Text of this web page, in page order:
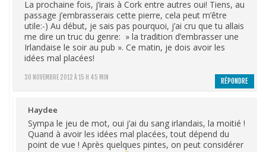
30 NOVEMBRE 2012 À 15 H 45 MIN
La prochaine fois, j’irais à Cork entre autres oui! Tiens, au
passage j’embrasserais cette pierre, cela peut m’être
utile:-) Au début, je sais pas pourquoi, j’ai cru que tu allais
me dire un truc du genre: » la tradition d’embrasser une
Irlandaise le soir au pub ». Ce matin, je dois avoir les
idées mal placées!
RÉPONDRE
Haydee
Sympa le jeu de mot, oui j’ai du sang irlandais, la moitié !
Quand à avoir les idées mal placées, tout dépend du
point de vue ! Après quelques pintes, on peut considérer